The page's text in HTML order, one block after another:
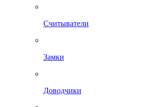
Считыватели
Замки
Доводчики